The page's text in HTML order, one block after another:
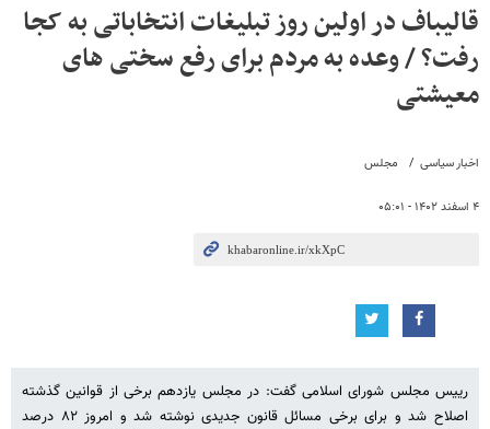
اخبار سیاسی مجلس
۴ اسفند ۱۴۰۲ - ۰۵:۰۱
قالیباف در اولین روز تبلیغات انتخاباتی به کجا
رفت؟ / وعده به مردم برای رفع سختی های
معیشتی
رییس مجلس شورای اسلامی گفت: در مجلس یازدهم برخی از قوانین گذشته
اصلاح شد و برای برخی مسائل قانون جدیدی نوشته شد و امروز ۸۲ درصد